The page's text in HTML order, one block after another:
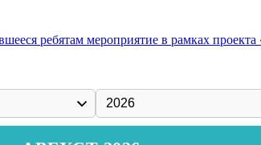
ребятам мероприятие в рамках проекта